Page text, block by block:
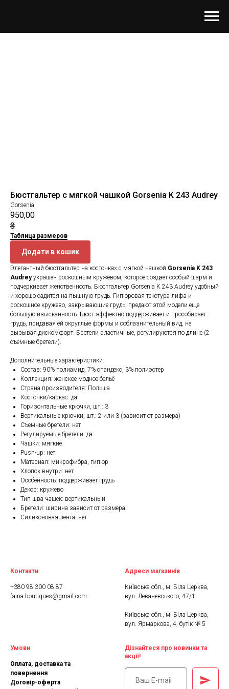
Бюстгальтер с мягкой чашкой Gorsenia K 243 Audrey
Gorsenia
950,00
₴
Таблица размеров
Додати в кошик
Элегантный бюстгальтер на косточках с мягкой чашкой Gorsenia K 243
Audreyукрашен роскошным кружевом, которое создает особый шарм и
подчеркивает женственность. Бюстгальтер Gorsenia K 243 Audrey удобный
и хорошо садится на пышную грудь. Гипюровая текстура лифа и
роскошное кружево, закрывающие грудь, предают этой модели еще
большую изысканность. Бюст эффектно поддерживает и прособирает
грудь, придавая ей округлые формы и соблазнительный вид, не
вызывая дискомфорт. Бретели эластичные, регулируются по длине (2
съемные бретели).
Дополнительные характеристики:
Состав: 90% полиамид, 7% спандекс, 3% полиэстер
Коллекция: женское модное бельё
Страна производителя: Польша
Косточки/каркас: да
Горизонтальные крючки, шт.: 3
Вертикальные крючки, шт.: 2 или 3 (зависит от размера)
Съемные бретели: нет
Регулируемые бретели: да
Чашки: мягкие
Push-up: нет
Материал: микрофибра, гипюр
Хлопок внутри: нет
Особенность: поддерживает грудь
Декор: кружево
Тип шва чашек: вертикальный
Бретели: ширина зависит от размера
Силиконовая лента: нет
Контакти
+380 98 300 08 87
faina.boutiques@gmail.com
Адреси магазинів
Київська обл., м. Біла Церква,
вул. Леваневського, 47/1
Київська обл., м. Біла Церква,
вул. Ярмаркова, 4, бутік № 5
Умови
Оплата, доставка та
повернення
Договір-оферта
Дізнайтеся про новинки та
акції!